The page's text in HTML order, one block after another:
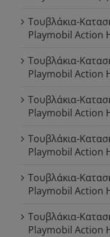
Τουβλάκια-
Playmobil Action
Τουβλάκια-
Playmobil Action
Τουβλάκια-
Playmobil Action
Τουβλάκια-
Playmobil Action
Τουβλάκια-
Playmobil Action
Τουβλάκια-
Playmobil Action